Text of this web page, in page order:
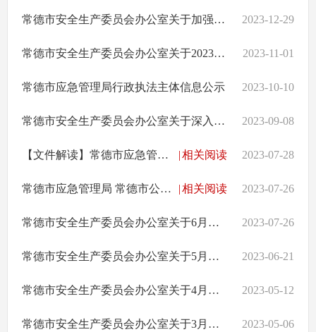
常德市安全生产委员会办公室关于加强岁末年初安全防范工作的通知 2023-12-29
常德市安全生产委员会办公室关于2023年第三季度全市打好安全生产翻身仗推进情况的通报 2023-11-01
常德市应急管理局行政执法主体信息公示 2023-10-10
常德市安全生产委员会办公室关于深入推进城市运行安全隐患排查整治的通知 2023-09-08
|相关阅读
【文件解读】常德市应急管理局关于《严厉打击非法生产经营运输烟花爆竹等行为暨公开征集相关线索的通告》的政策解读 2023-07-28
|相关阅读
常德市应急管理局 常德市公安局关于严厉打击非法生产经营运输烟花爆竹等行为暨公开征集相关线索的通告 2023-07-26
常德市安全生产委员会办公室关于6月份全市打好安全生产翻身仗工作情况的通报 2023-07-26
常德市安全生产委员会办公室关于5月份全市打好安全生产翻身仗工作情况通报 2023-06-21
常德市安全生产委员会办公室关于4月份全市打好安全生产翻身仗工作情况通报 2023-05-12
常德市安全生产委员会办公室关于3月份全市打好安全生产翻身仗工作情况通报 2023-05-06